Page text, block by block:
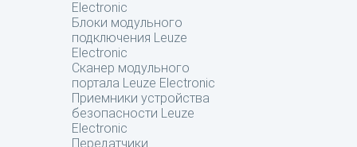
Electronic
Блоки модульного
подключения Leuze
Electronic
Сканер модульного
портала Leuze Electronic
Приемники устройства
безопасности Leuze
Electronic
Передатчики